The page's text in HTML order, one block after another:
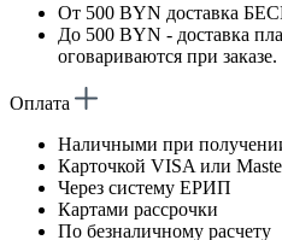
От 500 BYN доставка
До 500 BYN - доставка
оговариваются при заказе.
Оплата
Наличными при
Карточкой VISA или
Через систему ЕРИП
Картами рассрочки
По безналичному расчету